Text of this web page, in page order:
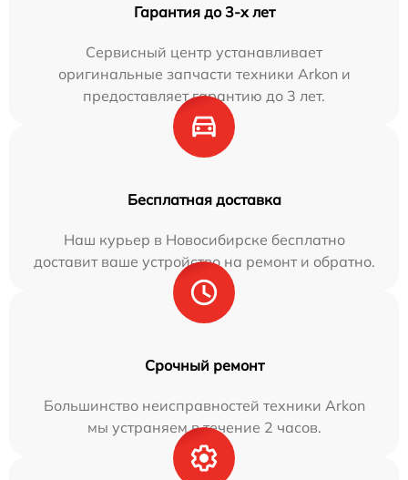
Гарантия до 3-х лет
Сервисный центр устанавливает
оригинальные запчасти техники Arkon и
предоставляет гарантию до 3 лет.
Бесплатная доставка
Наш курьер в Новосибирске бесплатно
доставит ваше устройство на ремонт и обратно.
Срочный ремонт
Большинство неисправностей техники Arkon
мы устраняем в течение 2 часов.